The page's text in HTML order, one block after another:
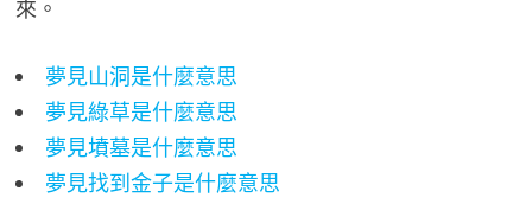
來。
夢見山洞是什麼意思
夢見綠草是什麼意思
夢見墳墓是什麼意思
夢見找到金子是什麼意思